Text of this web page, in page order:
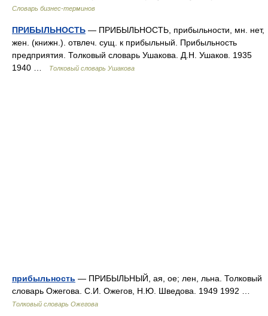
Словарь бизнес-терминов
ПРИБЫЛЬНОСТЬ — ПРИБЫЛЬНОСТЬ, прибыльности, мн. нет,
жен. (книжн.). отвлеч. сущ. к прибыльный. Прибыльность
предприятия. Толковый словарь Ушакова. Д.Н. Ушаков. 1935
1940 …
Толковый словарь Ушакова
прибыльность — ПРИБЫЛЬНЫЙ, ая, ое; лен, льна. Толковый
словарь Ожегова. С.И. Ожегов, Н.Ю. Шведова. 1949 1992 …
Толковый словарь Ожегова